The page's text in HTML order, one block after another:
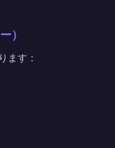
）
ます：